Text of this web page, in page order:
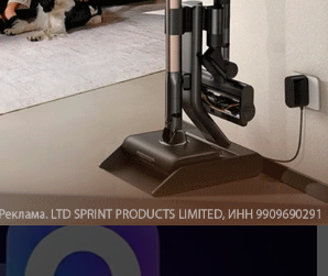
канал в мессенджере МАХ